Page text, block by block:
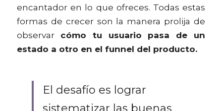
encantador en lo que ofreces. Todas estas
formas de crecer son la manera prolija de
observar cómo tu usuario pasa de un
estado a otro en el funnel del producto.
El desafío es lograr
sistematizar las buenas